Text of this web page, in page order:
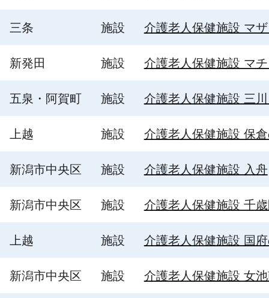
三条 施設 介護老人保健施設 マ
新発田 施設 介護老人保健施設 マ
五泉・阿賀町 施設 介護老人保健施設 三
上越 施設 介護老人保健施設 保
新潟市中央区 施設 介護老人保健施設 入舟
新潟市中央区 施設 介護老人保健施設 千
上越 施設 介護老人保健施設 国
新潟市中央区 施設 介護老人保健施設 女